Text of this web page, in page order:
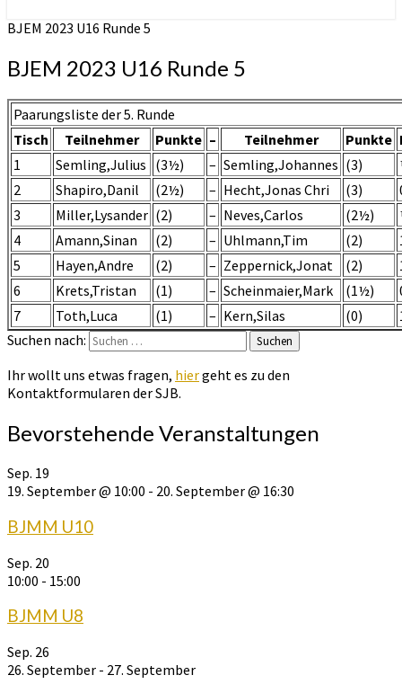
BJEM 2023 U16 Runde 5
BJEM 2023 U16 Runde 5
Paarungsliste der 5. Runde
Tisch
Teilnehmer Punkte – Teilnehmer Punkte
1
Semling,Julius (3½) – Semling,Johannes (3)
2
Shapiro,Danil (2½) – Hecht,Jonas Chri (3)
3
Miller,Lysander (2) – Neves,Carlos (2½)
4
Amann,Sinan (2) – Uhlmann,Tim (2)
5
Hayen,Andre (2) – Zeppernick,Jonat (2)
6
Krets,Tristan (1) – Scheinmaier,Mark (1½)
7
Toth,Luca (1) – Kern,Silas (0)
Suchen nach:
Suchen
Ihr wollt uns etwas fragen, hiergeht es zu den
Kontaktformularen der SJB.
Bevorstehende Veranstaltungen
Sep. 19
19. September @ 10:00 - 20. September @ 16:30
BJMM U10
Sep. 20
10:00 - 15:00
BJMM U8
Sep. 26
26. September - 27. September